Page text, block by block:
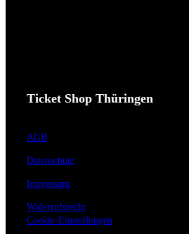
Ticket Shop Thüringen
AGB
Datenschutz
Impressum
Widerrufsrecht
Cookie-Einstellungen